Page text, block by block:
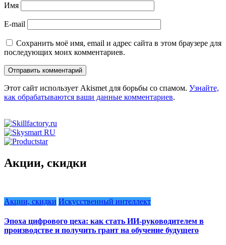
Имя
E-mail
Сохранить моё имя, email и адрес сайта в этом браузере для
последующих моих комментариев.
Этот сайт использует Akismet для борьбы со спамом. Узнайте,
как обрабатываются ваши данные комментариев.
Акции, скидки
Акции, скидки Искусственный интеллект
Эпоха цифрового цеха: как стать ИИ-руководителем в
производстве и получить грант на обучение будущего